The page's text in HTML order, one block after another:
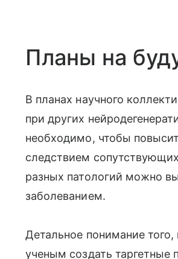
Планы на
В планах научного
при других
необходимо, чтобы
следствием
разных патологий можно
заболеванием.
Детальное понимание
ученым создать таргетные